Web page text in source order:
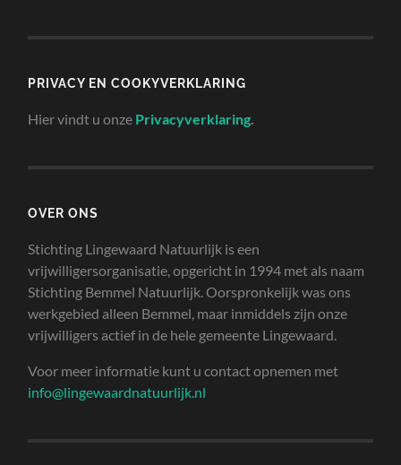
PRIVACY EN COOKYVERKLARING
Hier vindt u onze Privacyverklaring.
OVER ONS
Stichting Lingewaard Natuurlijk is een
vrijwilligersorganisatie, opgericht in 1994 met als naam
Stichting Bemmel Natuurlijk. Oorspronkelijk was ons
werkgebied alleen Bemmel, maar inmiddels zijn onze
vrijwilligers actief in de hele gemeente Lingewaard.
Voor meer informatie kunt u contact opnemen met
info@lingewaardnatuurlijk.nl